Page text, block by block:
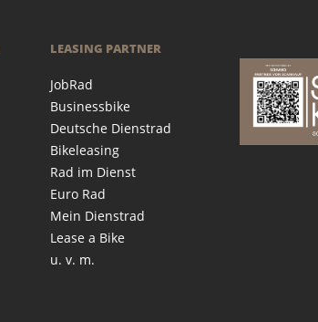
LEASING PARTNER
JobRad
Businessbike
Deutsche Dienstrad
Bikeleasing
Rad im Dienst
Euro Rad
Mein Dienstrad
Lease a Bike
u. v. m.